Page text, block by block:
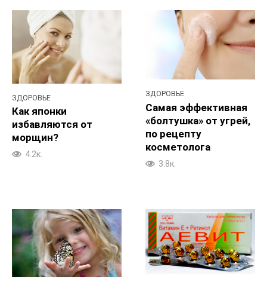
ЗДОРОВЬЕ
Как японки
избавляются от
морщин?
4.2к.
ЗДОРОВЬЕ
Самая эффективная
«болтушка» от угрей,
по рецепту
косметолога
3.8к.